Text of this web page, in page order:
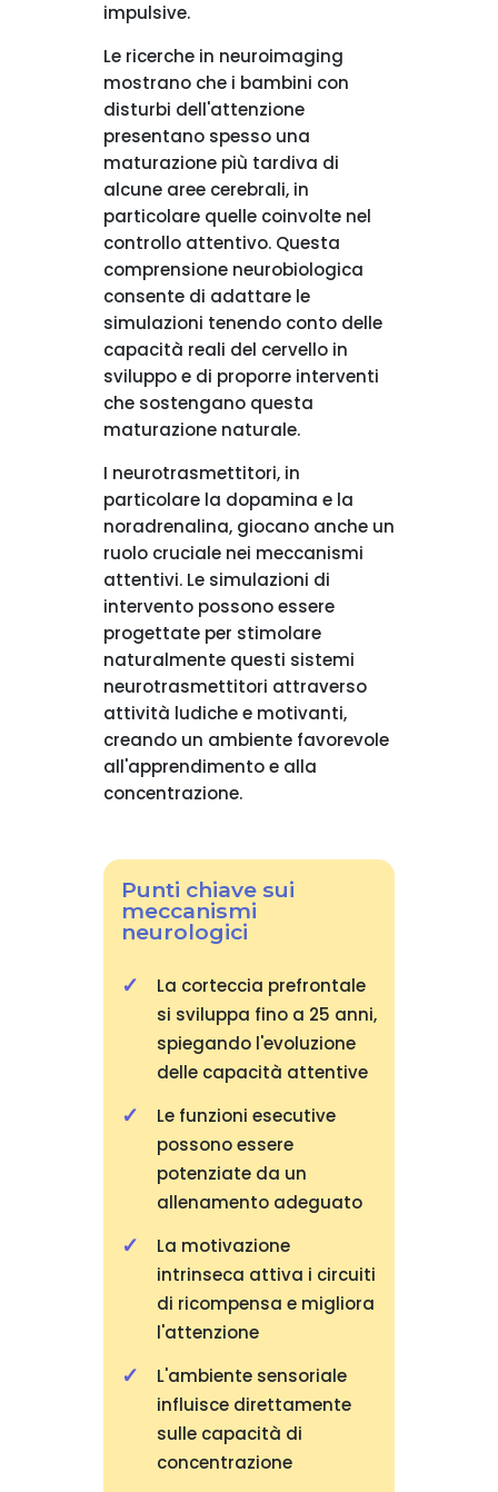
impulsive.
Le ricerche in neuroimaging
mostrano che i bambini con
disturbi dell'attenzione
presentano spesso una
maturazione più tardiva di
alcune aree cerebrali, in
particolare quelle coinvolte nel
controllo attentivo. Questa
comprensione neurobiologica
consente di adattare le
simulazioni tenendo conto delle
capacità reali del cervello in
sviluppo e di proporre interventi
che sostengano questa
maturazione naturale.
I neurotrasmettitori, in
particolare la dopamina e la
noradrenalina, giocano anche un
ruolo cruciale nei meccanismi
attentivi. Le simulazioni di
intervento possono essere
progettate per stimolare
naturalmente questi sistemi
neurotrasmettitori attraverso
attività ludiche e motivanti,
creando un ambiente favorevole
all'apprendimento e alla
concentrazione.
Punti chiave sui
meccanismi
neurologici
La corteccia prefrontale
si sviluppa fino a 25 anni,
spiegando l'evoluzione
delle capacità attentive
Le funzioni esecutive
possono essere
potenziate da un
allenamento adeguato
La motivazione
intrinseca attiva i circuiti
di ricompensa e migliora
l'attenzione
L'ambiente sensoriale
influisce direttamente
sulle capacità di
concentrazione